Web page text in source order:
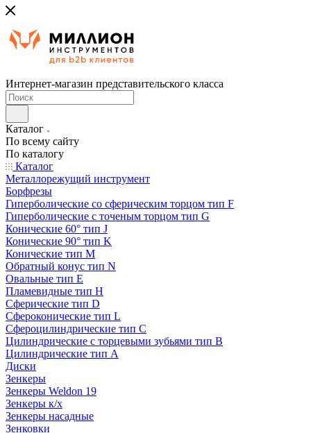
Интернет-магазин представительского класса
Каталог
По всему сайту
По каталогу
Каталог
Металлорежущий инструмент
Борфрезы
Гиперболические cо сферическим торцом тип F
Гиперболические с точеным торцом тип G
Конические 60° тип J
Конические 90° тип K
Конические тип M
Обратный конус тип N
Овальные тип E
Пламевидные тип H
Сферические тип D
Сфероконические тип L
Сфероцилиндрические тип C
Цилиндрические с торцевыми зубьями тип B
Цилиндрические тип А
Диски
Зенкеры
Зенкеры Weldon 19
Зенкеры к/х
Зенкеры насадные
Зенковки